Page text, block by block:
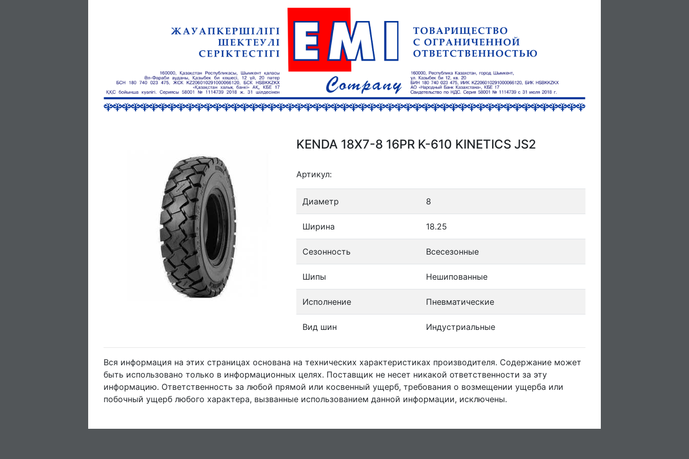
KENDA 18X7-8 16PR K-610 KINETICS JS2
Артикул:
Диаметр 8
Ширина 18.25
Сезонность Всесезонные
Шипы Нешипованные
Исполнение Пневматические
Вид шин Индустриальные
Вся информация на этих страницах основана на технических характеристиках производителя. Содержание может
быть использовано только в информационных целях. Поставщик не несет никакой ответственности за эту
информацию. Ответственность за любой прямой или косвенный ущерб, требования о возмещении ущерба или
побочный ущерб любого характера, вызванные использованием данной информации, исключены.